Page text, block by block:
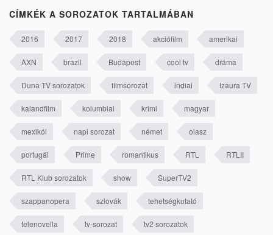
CÍMKÉK A SOROZATOK TARTALMÁBAN
2016 2017 2018 akciófilm amerikai
AXN brazil Budapest cool tv dráma
Duna TV sorozatok filmsorozat indiai Izaura TV
kalandfilm kolumbiai krimi magyar
mexikói napi sorozat német olasz
portugál Prime romantikus RTL RTLII
RTL Klub sorozatok show SuperTV2
szappanopera szlovák tehetségkutató
telenovella tv-sorozat tv2 sorozatok